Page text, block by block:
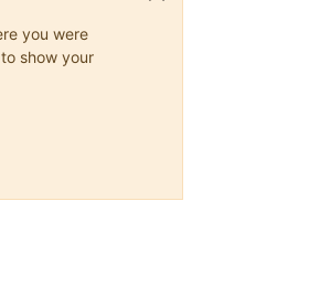
you were
show your